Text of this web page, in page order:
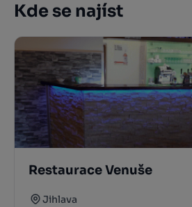
Kde se najíst
Restaurace Venuše
Jihlava